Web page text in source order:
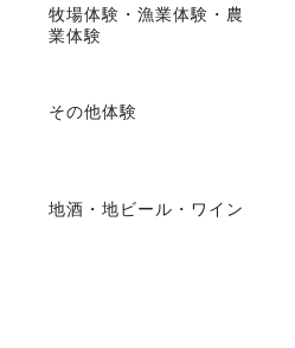
牧場体験・漁業体験・農
業体験
その他体験
地酒・地ビール・ワイン